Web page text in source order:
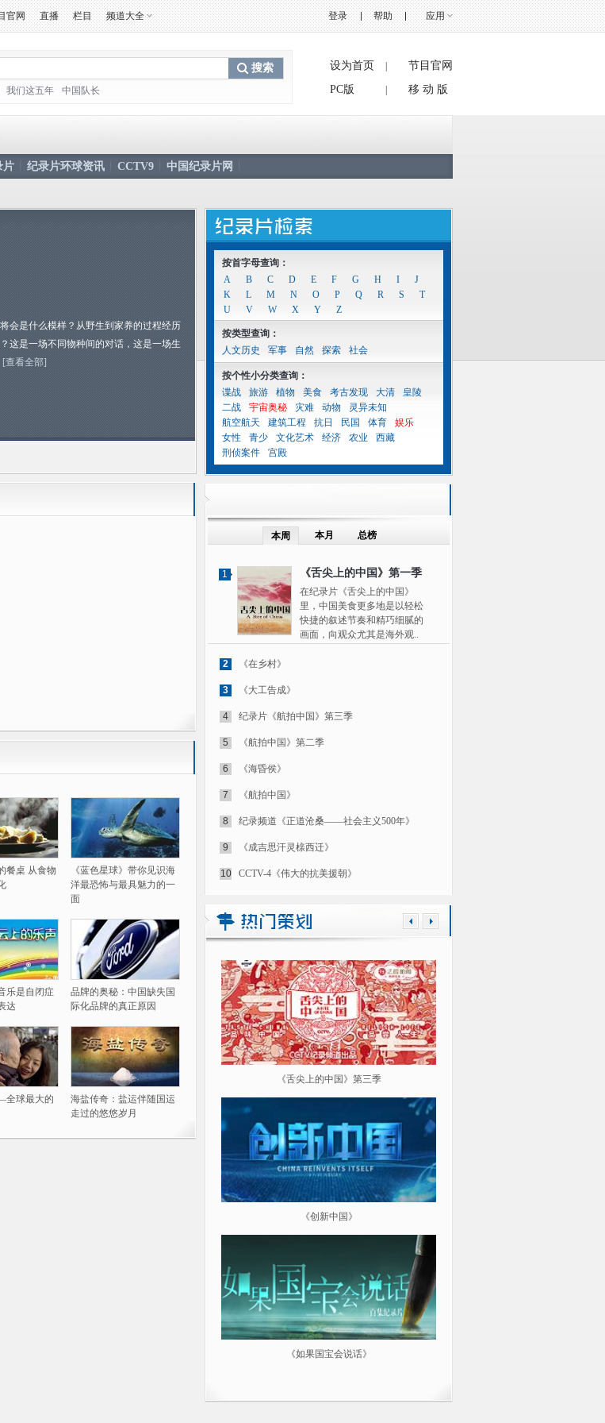
官网 直播 栏目 频道大全 帮助 应用
登录
搜索
我们这五年 中国队长
设为首页
节目官网
PC版
移 动 版
片 纪录片环球资讯 CCTV9 中国纪录片网
会是什么模样？从野生到家养的过程经历
这是一场不同物种间的对话，这是一场生
[查看全部]
餐桌 从食物
《蓝色星球》带你见识海
洋最恐怖与最具魅力的一
面
乐是自闭症
达
品牌的奥秘：中国缺失国
际化品牌的真正原因
球最大的
海盐传奇：盐运伴随国运
走过的悠悠岁月
按首字母查询：
A
B C D E F G H I
J
K
L M N O P Q R S
T
U
V W X Y Z
按类型查询：
人文历史
军事 自然 探索 社会
按个性小分类查询：
谍战
旅游 植物 美食 考古发现 大清
皇陵
二战
宇宙奥秘 灾难 动物
灵异未知
航空航天
建筑工程 抗日 民国 体育
娱乐
女性
青少 文化艺术 经济 农业
西藏
刑侦案件
宫殿
本周 本月 总榜
1 《舌尖上的中国》第一季
在纪录片《舌尖上的中国》
里，中国美食更多地是以轻松
快捷的叙述节奏和精巧细腻的
画面，向观众尤其是海外观..
2 《在乡村》
3 《大工告成》
4 纪录片《航拍中国》第三季
5 《航拍中国》第二季
6 《海昏侯》
7 《航拍中国》
8 纪录频道《正道沧桑——社会主义500年》
9 《成吉思汗灵榇西迁》
10 CCTV-4《伟大的抗美援朝》
《舌尖上的中国》第三季
《创新中国》
《如果国宝会说话》